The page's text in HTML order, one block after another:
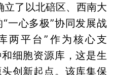
立了以北碚区、西南大
一心多极”协同发展战
两平台”作为核心支
细胞资源库，这是生
创新起点。该库集保